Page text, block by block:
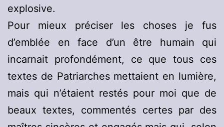
explosive.
Pour mieux préciser les choses je fus
d’emblée en face d’un être humain qui
incarnait profondément, ce que tous ces
textes de Patriarches mettaient en lumière,
mais qui n’étaient restés pour moi que de
beaux textes, commentés certes par des